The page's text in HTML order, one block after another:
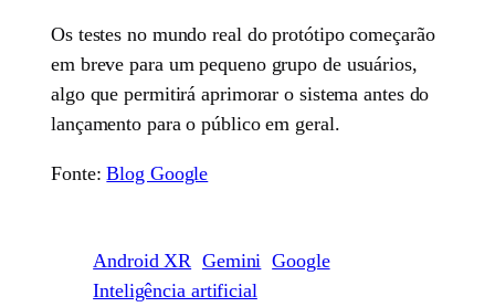
Os testes no mundo real do protótipo começarão
em breve para um pequeno grupo de usuários,
algo que permitirá aprimorar o sistema antes do
lançamento para o público em geral.
Fonte:Blog Google
Android XR Gemini Google
Inteligência artificial